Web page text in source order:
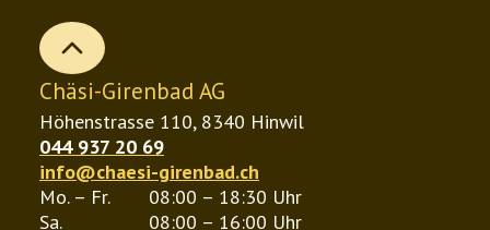
gewählt
werden
b
Chäsi-Girenbad AG
Höhenstrasse 110, 8340 Hinwil
044 937 20 69
info@chaesi-girenbad.ch
Mo. – Fr.
08:00 – 18:30 Uhr
Sa.
08:00 – 16:00 Uhr